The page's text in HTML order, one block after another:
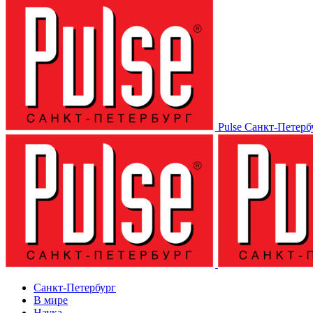
Pulse Санкт-
Санкт-Петербург
В мире